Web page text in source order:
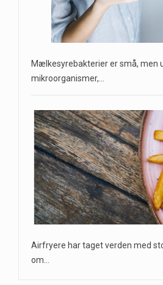
Mælkesyrebakterier er små, men
mikroorganismer,…
Airfryere har taget verden med
om…